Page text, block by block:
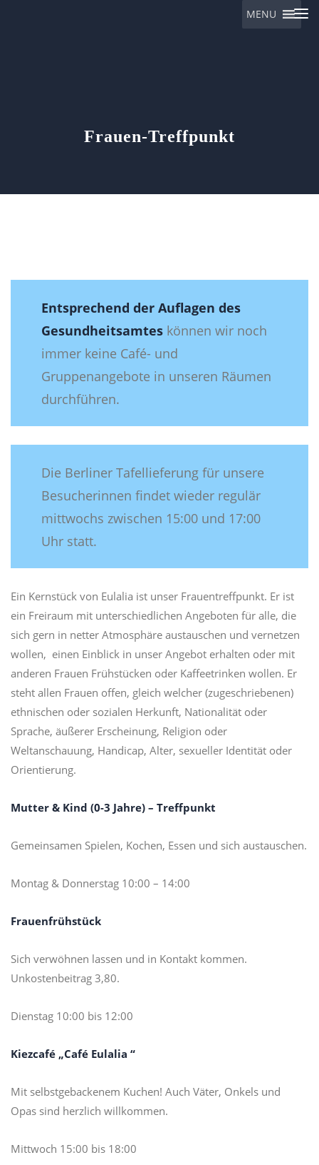
MENU
Frauen-Treffpunkt
Entsprechend der Auflagen des
Gesundheitsamtes können wir noch
immer keine Café- und
Gruppenangebote in unseren Räumen
durchführen.
Die Berliner Tafellieferung für unsere
Besucherinnen findet wieder regulär
mittwochs zwischen 15:00 und 17:00
Uhr statt.
Ein Kernstück von Eulalia ist unser Frauentreffpunkt. Er ist
ein Freiraum mit unterschiedlichen Angeboten für alle, die
sich gern in netter Atmosphäre austauschen und vernetzen
wollen, einen Einblick in unser Angebot erhalten oder mit
anderen Frauen Frühstücken oder Kaffeetrinken wollen. Er
steht allen Frauen offen, gleich welcher (zugeschriebenen)
ethnischen oder sozialen Herkunft, Nationalität oder
Sprache, äußerer Erscheinung, Religion oder
Weltanschauung, Handicap, Alter, sexueller Identität oder
Orientierung.
Mutter & Kind (0-3 Jahre) – Treffpunkt
Gemeinsamen Spielen, Kochen, Essen und sich austauschen.
Montag & Donnerstag 10:00 – 14:00
Frauenfrühstück
Sich verwöhnen lassen und in Kontakt kommen.
Unkostenbeitrag 3,80.
Dienstag 10:00 bis 12:00
Kiezcafé „Café Eulalia “
Mit selbstgebackenem Kuchen! Auch Väter, Onkels und
Opas sind herzlich willkommen.
Mittwoch 15:00 bis 18:00